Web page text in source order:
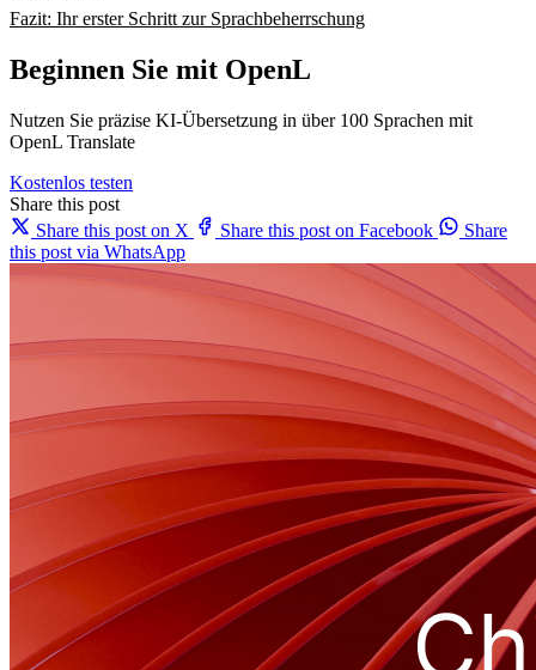
Fazit: Ihr erster Schritt zur Sprachbeherrschung
Beginnen Sie mit OpenL
Nutzen Sie präzise KI-Übersetzung in über 100 Sprachen mit
OpenL Translate
Kostenlos testen
Share this post
Share this post on X
Share this post on Facebook
Share
this post via WhatsApp